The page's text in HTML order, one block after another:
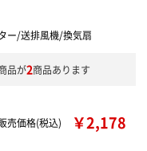
ー/送排風機/換気扇
品が2商品あります
売価格(税込)
￥2,178